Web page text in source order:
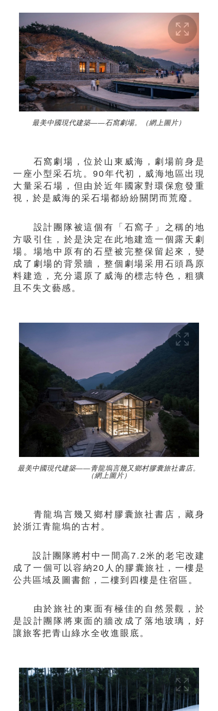
最美中國現代建築——石窩劇場。（網上圖片）
石窩劇場，位於山東威海，劇場前身是
一座小型采石坑。90年代初，威海地區出現
大量采石場，但由於近年國家對環保愈發重
視，於是威海的采石場都紛紛關閉而荒廢。
設計團隊被這個有「石窩子」之稱的地
方吸引住，於是決定在此地建造一個露天劇
場。場地中原有的石壁被完整保留起來，變
成了劇場的背景牆，整個劇場采用石頭爲原
料建造，充分還原了威海的標志特色，粗獷
且不失文藝感。
最美中國現代建築——青龍塢言幾又鄉村膠囊旅社書店。
（網上圖片）
青龍塢言幾又鄉村膠囊旅社書店，藏身
於浙江青龍塢的古村。
設計團隊將村中一間高7.2米的老宅改建
成了一個可以容納20人的膠囊旅社，一樓是
公共區域及圖書館，二樓到四樓是住宿區。
由於旅社的東面有極佳的自然景觀，於
是設計團隊將東面的牆改成了落地玻璃，好
讓旅客把青山綠水全收進眼底。